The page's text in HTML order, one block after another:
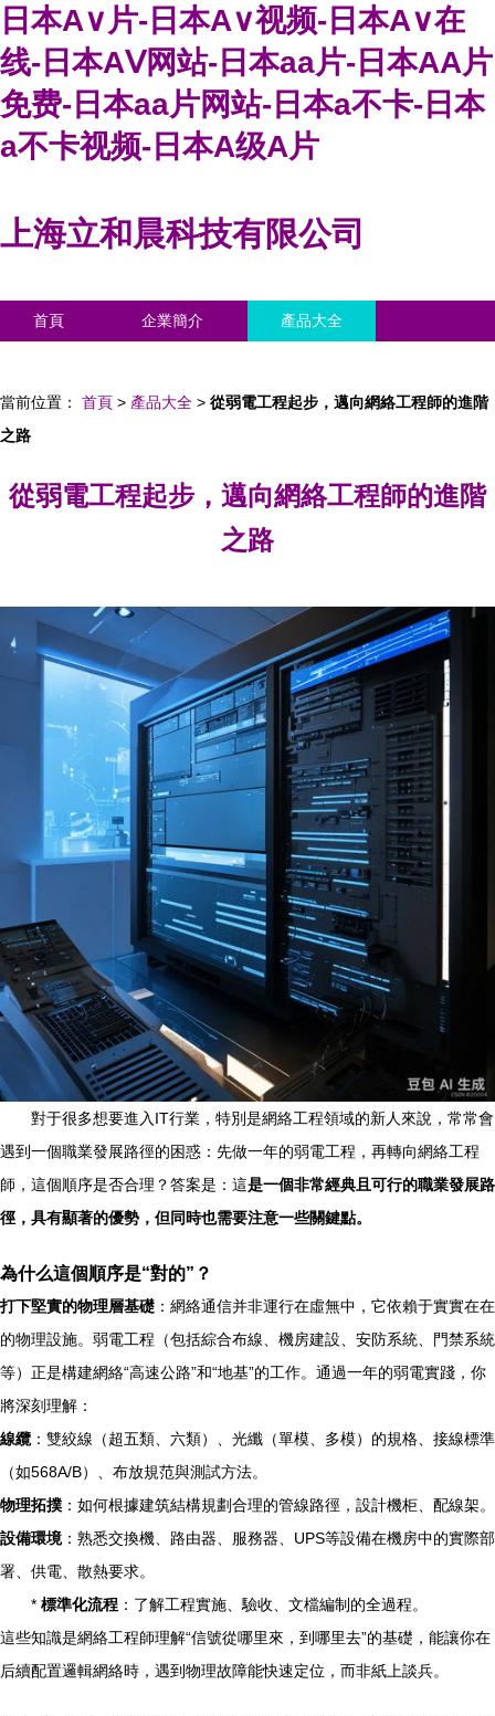
日本A∨片-日本A∨视频-日本A∨在
线-日本AⅤ网站-日本aa片-日本AA片
免费-日本aa片网站-日本a不卡-日本
a不卡视频-日本A级A片
上海立和晨科技有限公司
首頁 企業簡介 產品大全
當前位置： 首頁 > 產品大全 > 從弱電工程起步，邁向網絡工程師的進階
之路
從弱電工程起步，邁向網絡工程師的進階
之路
對于很多想要進入IT行業，特別是網絡工程領域的新人來說，常常會
遇到一個職業發展路徑的困惑：先做一年的弱電工程，再轉向網絡工程
師，這個順序是否合理？答案是：這是一個非常經典且可行的職業發展路
徑，具有顯著的優勢，但同時也需要注意一些關鍵點。
為什么這個順序是“對的”？
打下堅實的物理層基礎 ：網絡通信并非運行在虛無中，它依賴于實實在在
的物理設施。弱電工程（包括綜合布線、機房建設、安防系統、門禁系統
等）正是構建網絡“高速公路”和“地基”的工作。通過一年的弱電實踐，你
將深刻理解：
線纜 ：雙絞線（超五類、六類）、光纖（單模、多模）的規格、接線標準
（如568A/B）、布放規范與測試方法。
物理拓撲 ：如何根據建筑結構規劃合理的管線路徑，設計機柜、配線架。
設備環境：熟悉交換機、路由器、服務器、UPS等設備在機房中的實際部
署、供電、散熱要求。
* 標準化流程 ：了解工程實施、驗收、文檔編制的全過程。
這些知識是網絡工程師理解“信號從哪里來，到哪里去”的基礎，能讓你在
后續配置邏輯網絡時，遇到物理故障能快速定位，而非紙上談兵。